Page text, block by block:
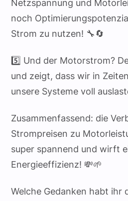
Netzspannung und
noch
Strom zu nutzen! 🔧🔄
5️⃣ Und der Motorstrom?
und zeigt, dass wir in
unsere Systeme voll
Zusammenfassend: die
Strompreisen zu
super spannend und wirft
Energieeffizienz! 💸🌱
Welche Gedanken habt ihr